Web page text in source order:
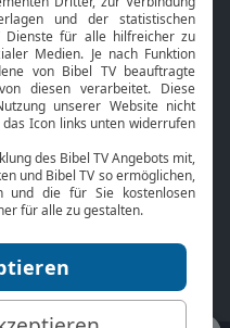
Bibelthek Online-Bibel
Nächster Gottesdienst
Kontakt
TV-Empfang